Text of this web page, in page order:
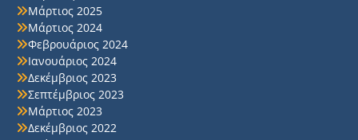
Μάρτιος 2025
Μάρτιος 2024
Φεβρουάριος 2024
Ιανουάριος 2024
Δεκέμβριος 2023
Σεπτέμβριος 2023
Μάρτιος 2023
Δεκέμβριος 2022